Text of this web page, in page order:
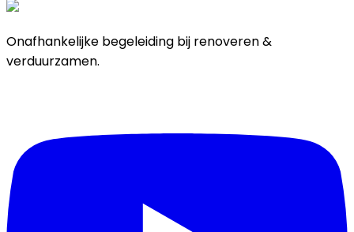
Onafhankelijke begeleiding bij renoveren &
verduurzamen.